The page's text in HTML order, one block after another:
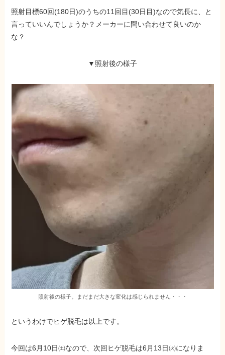
照射目標60回(180日)のうちの11回目(30日目)なので気長に、と
言っていいんでしょうか？メーカーに問い合わせて良いのか
な？
▼照射後の様子
照射後の様子。まだまだ大きな変化は感じられません・・・
というわけでヒゲ脱毛は以上です。
今回は6月10日㈯なので、次回ヒゲ脱毛は6月13日㈫になりま